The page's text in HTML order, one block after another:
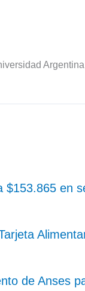
$153.865 en
de Anses